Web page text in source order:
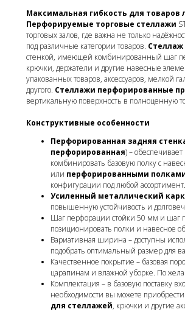
Максимальная гибкость для товаров
Перфорируемые торговые стеллажи
торговых залов, где важна не только
под различные категории товаров.
стенкой, имеющей комбинированный шаг
крючки, держатели и другие навесные
упакованных товаров, аксессуаров, мелкой
другого. Стеллажи перфорированные
вертикальную поверхность в полноценную
Конструктивные особенности
Перфорированная задняя
перфорированная) –
комбинировать базовую полку с
или перфорированными
конфигурации под любой ассортимент.
Усиленный металлический
повышенную устойчивость и
Шаг перфорации стойки 50 мм и шаг
позиционировать полки и навесное
Вариативная ширина – доступны
подобрать оптимальный размер для
Качественное покрытие – базовая
царапинам и влажной уборке. По
Комплектация – в базовую поставку
необходимости вы можете
для стеллажей, крючки и другие